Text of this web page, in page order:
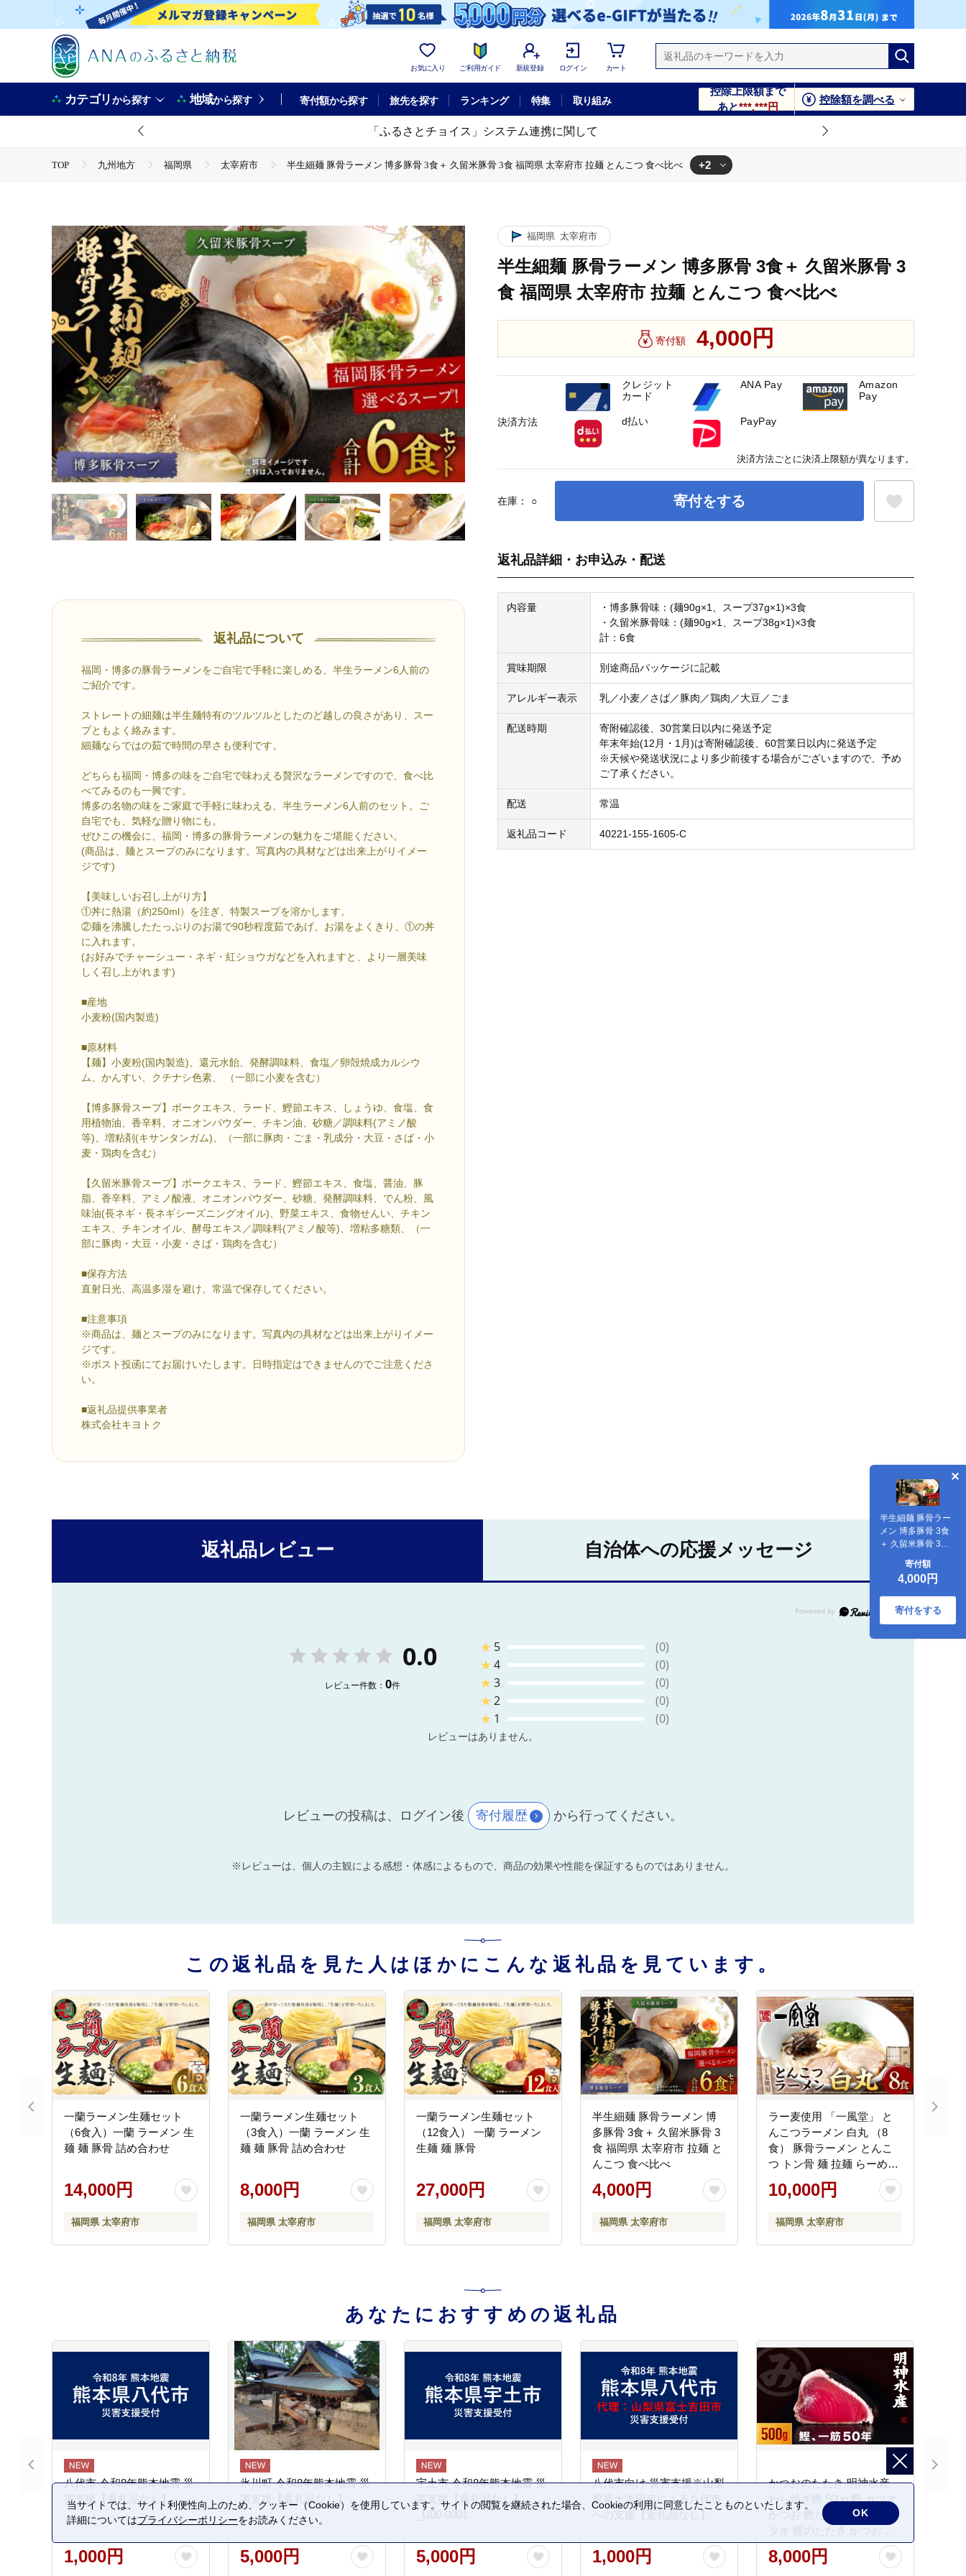
お気に入り ご利用ガイド 新規登録 ログイン カート
カテゴリから探す 地域から探す 寄付額から探す 旅先を探す ランキング 特集 取り組み
控除上限額まで
あと***,***円
控除額を調べる
「ふるさとチョイス」システム連携に関して
TOP 九州地方 福岡県 太宰府市 半生細麺 豚骨ラーメン 博多豚骨 3食＋ 久留米豚骨 3食 福岡県 太宰府市 拉麺 とんこつ 食べ比べ +2
返礼品について
福岡・博多の豚骨ラーメンをご自宅で手軽に楽しめる、半生ラーメン6人前の
ご紹介です。
ストレートの細麺は半生麺特有のツルツルとしたのど越しの良さがあり、スー
プともよく絡みます。
細麺ならではの茹で時間の早さも便利です。
どちらも福岡・博多の味をご自宅で味わえる贅沢なラーメンですので、食べ比
べてみるのも一興です。
博多の名物の味をご家庭で手軽に味わえる、半生ラーメン6人前のセット。ご
自宅でも、気軽な贈り物にも。
ぜひこの機会に、福岡・博多の豚骨ラーメンの魅力をご堪能ください。
(商品は、麺とスープのみになります。写真内の具材などは出来上がりイメー
ジです)
【美味しいお召し上がり方】
①丼に熱湯（約250ml）を注ぎ、特製スープを溶かします。
②麺を沸騰したたっぷりのお湯で90秒程度茹であげ、お湯をよくきり、①の丼
に入れます。
(お好みでチャーシュー・ネギ・紅ショウガなどを入れますと、より一層美味
しく召し上がれます)
■産地
小麦粉(国内製造)
■原材料
【麺】小麦粉(国内製造)、還元水飴、発酵調味料、食塩／卵殻焼成カルシウ
ム、かんすい、クチナシ色素、 （一部に小麦を含む）
【博多豚骨スープ】ポークエキス、ラード、鰹節エキス、しょうゆ、食塩、食
用植物油、香辛料、オニオンパウダー、チキン油、砂糖／調味料(アミノ酸
等)、増粘剤(キサンタンガム)、（一部に豚肉・ごま・乳成分・大豆・さば・小
麦・鶏肉を含む）
【久留米豚骨スープ】ポークエキス、ラード、鰹節エキス、食塩、醤油、豚
脂、香辛料、アミノ酸液、オニオンパウダー、砂糖、発酵調味料、でん粉、風
味油(長ネギ・長ネギシーズニングオイル)、野菜エキス、食物せんい、チキン
エキス、チキンオイル、酵母エキス／調味料(アミノ酸等)、増粘多糖類、（一
部に豚肉・大豆・小麦・さば・鶏肉を含む）
■保存方法
直射日光、高温多湿を避け、常温で保存してください。
■注意事項
※商品は、麺とスープのみになります。写真内の具材などは出来上がりイメー
ジです。
※ポスト投函にてお届けいたします。日時指定はできませんのでご注意くださ
い。
■返礼品提供事業者
株式会社キヨトク
福岡県 太宰府市
半生細麺 豚骨ラーメン 博多豚骨 3食＋ 久留米豚骨 3
食 福岡県 太宰府市 拉麺 とんこつ 食べ比べ
寄付額 4,000円
在庫： ○ 寄付をする
半生細麺 豚骨ラー
メン 博多豚骨 3食
＋ 久留米豚骨 3食
福岡県 太宰府市 拉
麺 とんこつ 食べ比
寄付額
4,000円
寄付をする
返礼品詳細・お申込み・配送
内容量
・博多豚骨味：(麺90g×1、スープ37g×1)×3食
・久留米豚骨味：(麺90g×1、スープ38g×1)×3食
計：6食
賞味期限 別途商品パッケージに記載
アレルギー表示 乳／小麦／さば／豚肉／鶏肉／大豆／ごま
配送時期
寄附確認後、30営業日以内に発送予定
年末年始(12月・1月)は寄附確認後、60営業日以内に発送予定
※天候や発送状況により多少前後する場合がございますので、予め
ご了承ください。
配送 常温
返礼品コード 40221-155-1605-C
決済方法
クレジット
カード
ANA Pay
Amazon
Pay
d払い PayPay
決済方法ごとに決済上限額が異なります。
返礼品レビュー 自治体への応援メッセージ
0.0
レビュー件数： 0件
★ 5
(0)
★4
(0)
★3
(0)
★2
(0)
★ 1 (0)
レビューはありません。
レビューの投稿は、ログイン後 寄付履歴 から行ってください。
※レビューは、個人の主観による感想・体感によるもので、商品の効果や性能を保証するものではありません。
この返礼品を見た人はほかにこんな返礼品を見ています。
一蘭ラーメン生麺セット
（6食入）一蘭 ラーメン 生
麺 麺 豚骨 詰め合わせ
14,000円
福岡県 太宰府市
一蘭ラーメン生麺セット
（3食入）一蘭 ラーメン 生
麺 麺 豚骨 詰め合わせ
8,000円
福岡県 太宰府市
一蘭ラーメン生麺セット
（12食入） 一蘭 ラーメン
生麺 麺 豚骨
27,000円
福岡県 太宰府市
半生細麺 豚骨ラーメン 博
多豚骨 3食＋ 久留米豚骨 3
食 福岡県 太宰府市 拉麺 と
んこつ 食べ比べ
4,000円
福岡県 太宰府市
ラー麦使用 「一風堂」 と
んこつラーメン 白丸 （8
食） 豚骨ラーメン とんこ
つ トン骨 麺 拉麺 らーめん
細麺 ストレート麺 グルメ
お取り寄せ お土産 ギフト
め
10,000円
福岡県 太宰府市
あなたにおすすめの返礼品
八代市 令和8年熊本地震 災
害支援【返礼品なし】
1,000円
氷川町 令和8年熊本地震 災
害支援【返礼品なし】
5,000円
宇土市 令和8年熊本地震 災
害支援【返礼品なし】
_U00-0001
5,000円
八代市向け 災害支援※山梨
県富士吉田市による八代市
への支援【返礼品なし】
1,000円
かつおのたたき 明神水産
わら焼き鰹 500g 鰹 カツオ
かつお 鰹たたき かつおタ
タキ 鰹のたたき かつおの
タタキ 藁焼き わら焼き 魚
さかな 海鮮 刺身 お刺身 冷
8,000円
当サイトでは、サイト利便性向上のため、クッキー（Cookie）を使用しています。サイトの閲覧を継続された場合、Cookieの利用に同意したことものといたします。
詳細についてはプライバシーポリシーをお読みください。
OK